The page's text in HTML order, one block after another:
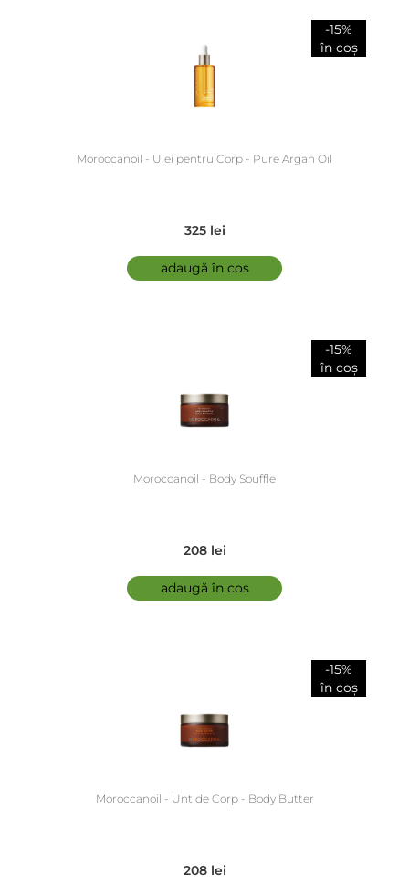
-15%
în coș
Moroccanoil - Ulei pentru Corp - Pure Argan Oil
325 lei
adaugă în coș
-15%
în coș
Moroccanoil - Body Souffle
208 lei
adaugă în coș
-15%
în coș
Moroccanoil - Unt de Corp - Body Butter
208 lei